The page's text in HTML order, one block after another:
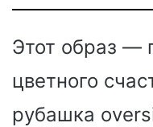
Этот образ —
цветного
рубашка